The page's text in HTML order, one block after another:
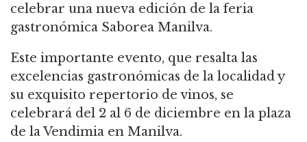
celebrar una nueva edición de la feria
gastronómica Saborea Manilva.
Este importante evento, que resalta las
excelencias gastronómicas de la localidad y
su exquisito repertorio de vinos, se
celebrará del 2 al 6 de diciembre en la plaza
de la Vendimia en Manilva.